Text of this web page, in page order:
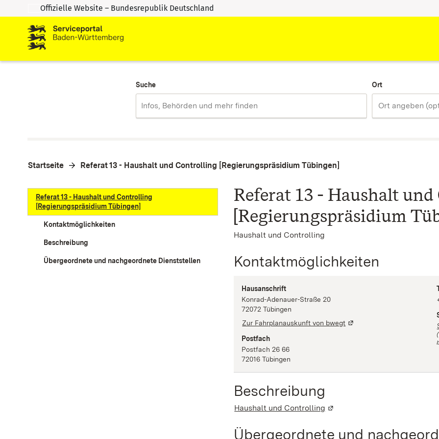
Zum Inhalt springen
Zur Suche springen
Offizielle Website – Bundesrepublik Deutschland
Suche Ort
Startseite Referat 13 - Haushalt und Controlling [Regierungspräsidium Tübingen]
Referat 13 - Haushalt und Controlling
[Regierungspräsidium Tübingen]
Kontaktmöglichkeiten
Beschreibung
Übergeordnete und nachgeordnete Dienststellen
Referat 13 - Haushalt
[Regierungspräsidium
Haushalt und Controlling
Kontaktmöglichkeiten
Hausanschrift
Konrad-Adenauer-Straße 20
72072 Tübingen
Zur Fahrplanauskunft von bwegt
Postfach
Postfach 26 66
72016 Tübingen
Beschreibung
Haushalt und Controlling (Wird in einem neuen Fenster
Übergeordnete und